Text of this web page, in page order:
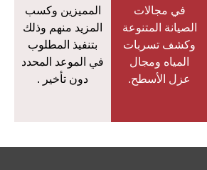
في مجالات
الصيانة المتنوعة
وكشف تسربات
المياه ومجال
عزل الأسطح.
المميزين وكسب
المزيد منهم وذلك
بتنفيذ المطلوب
في الموعد المحدد
دون تأخير .